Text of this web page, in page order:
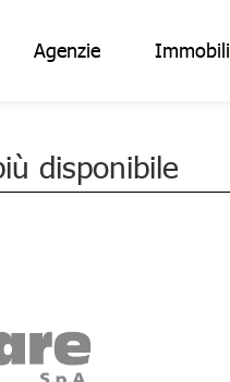
Agenzie Immobili
disponibile